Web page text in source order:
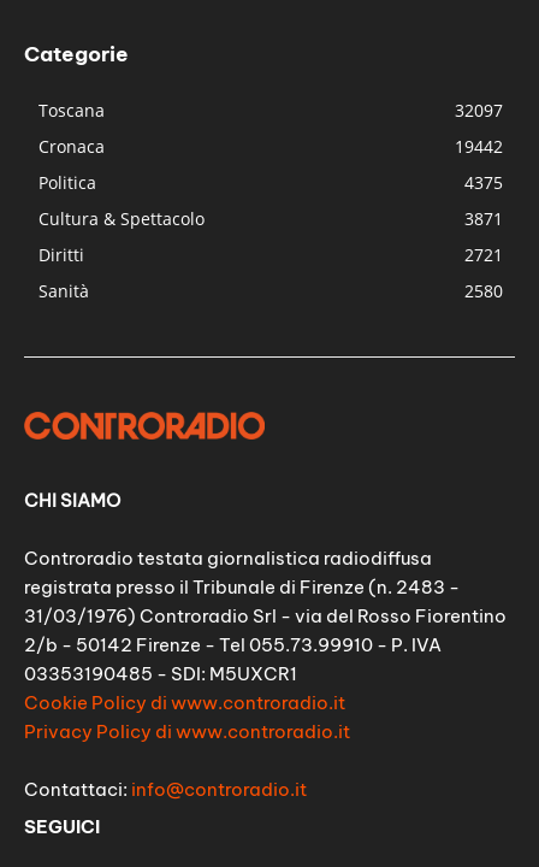
Categorie
Toscana
32097
Cronaca
19442
Politica
4375
Cultura & Spettacolo
3871
Diritti
2721
Sanità
2580
CHI SIAMO
Controradio testata giornalistica radiodiffusa
registrata presso il Tribunale di Firenze (n. 2483 -
31/03/1976) Controradio Srl - via del Rosso Fiorentino
2/b - 50142 Firenze - Tel 055.73.99910 - P. IVA
03353190485 - SDI: M5UXCR1
Cookie Policy di www.controradio.it
Privacy Policy di www.controradio.it
Contattaci: info@controradio.it
SEGUICI